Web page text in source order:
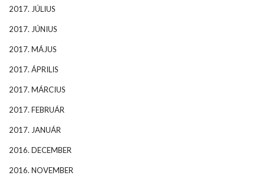
2017. JÚLIUS
2017. JÚNIUS
2017. MÁJUS
2017. ÁPRILIS
2017. MÁRCIUS
2017. FEBRUÁR
2017. JANUÁR
2016. DECEMBER
2016. NOVEMBER